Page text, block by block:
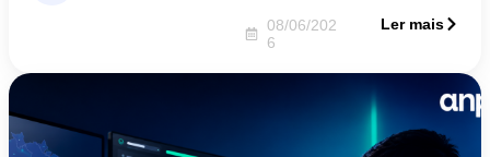
08/06/202
6
Ler mais